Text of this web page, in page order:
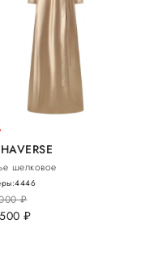
шелковое
руб.
руб.
4446